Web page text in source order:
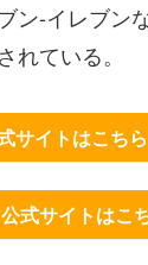
ン-イレブン
れている。
サイトはこちら
式サイトはこ